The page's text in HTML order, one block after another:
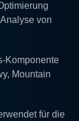
von
Komponente
Mountain
für die